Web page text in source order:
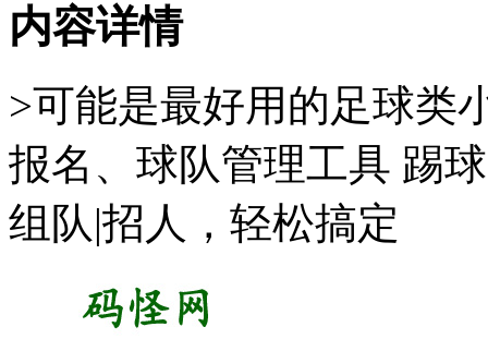
内容详情
>可能是最好用的足球类
报名、球队管理工具 踢
组队|招人，轻松搞定